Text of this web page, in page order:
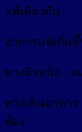
แพ้เดียวกัน
อาการแพ้เกิด
ทางผิวหนัง :
ทางเดินอาหา
ท้อง